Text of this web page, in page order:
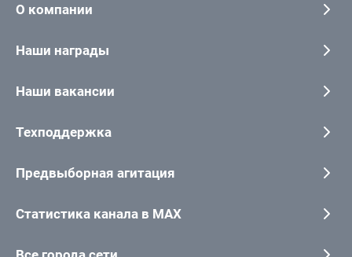
О компании
Наши награды
Наши вакансии
Техподдержка
Предвыборная агитация
Статистика канала в MAX